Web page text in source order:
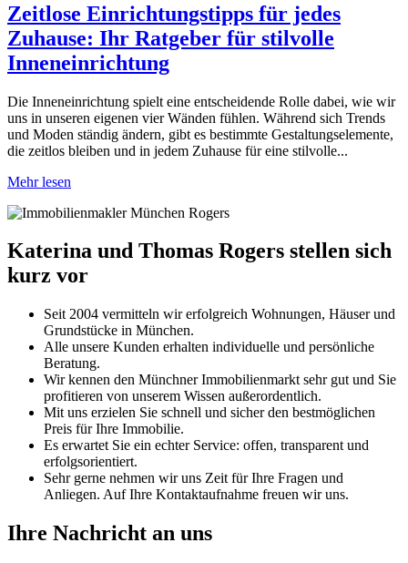
Zeitlose Einrichtungstipps für jedes
Zuhause: Ihr Ratgeber für stilvolle
Inneneinrichtung
Die Inneneinrichtung spielt eine entscheidende Rolle dabei, wie wir
uns in unseren eigenen vier Wänden fühlen. Während sich Trends
und Moden ständig ändern, gibt es bestimmte Gestaltungselemente,
die zeitlos bleiben und in jedem Zuhause für eine stilvolle...
Mehr lesen
Katerina und Thomas Rogers stellen sich
kurz vor
Seit 2004 vermitteln wir erfolgreich Wohnungen, Häuser und
Grundstücke in München.
Alle unsere Kunden erhalten individuelle und persönliche
Beratung.
Wir kennen den Münchner Immobilienmarkt sehr gut und Sie
profitieren von unserem Wissen außerordentlich.
Mit uns erzielen Sie schnell und sicher den bestmöglichen
Preis für Ihre Immobilie.
Es erwartet Sie ein echter Service: offen, transparent und
erfolgsorientiert.
Sehr gerne nehmen wir uns Zeit für Ihre Fragen und
Anliegen. Auf Ihre Kontaktaufnahme freuen wir uns.
Ihre Nachricht an uns